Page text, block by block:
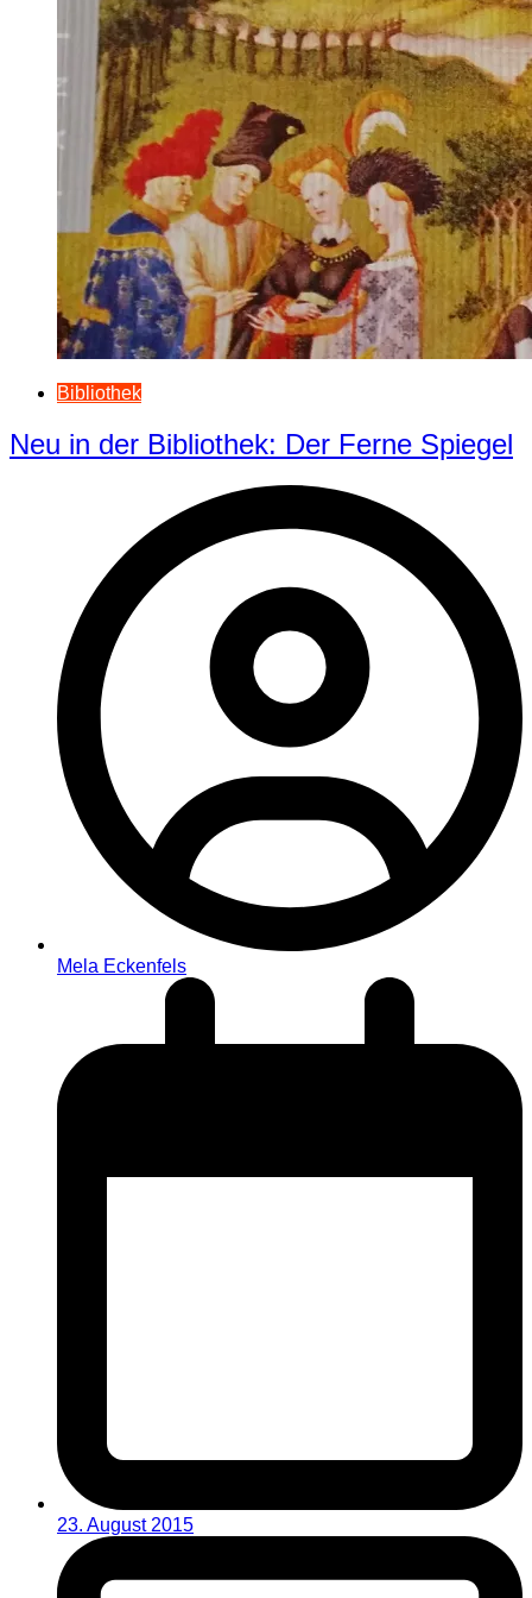
Bibliothek
Neu in der Bibliothek: Der Ferne Spiegel
Mela Eckenfels
23. August 2015